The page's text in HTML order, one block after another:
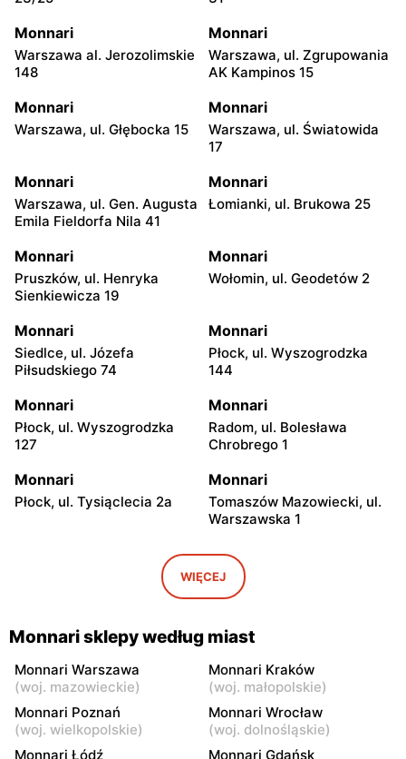
Monnari
Warszawa al. Jerozolimskie
148
Monnari
Warszawa, ul. Zgrupowania
AK Kampinos 15
Monnari
Warszawa, ul. Głębocka 15
Monnari
Warszawa, ul. Światowida
17
Monnari
Warszawa, ul. Gen. Augusta
Emila Fieldorfa Nila 41
Monnari
Łomianki, ul. Brukowa 25
Monnari
Pruszków, ul. Henryka
Sienkiewicza 19
Monnari
Wołomin, ul. Geodetów 2
Monnari
Siedlce, ul. Józefa
Piłsudskiego 74
Monnari
Płock, ul. Wyszogrodzka
144
Monnari
Płock, ul. Wyszogrodzka
127
Monnari
Radom, ul. Bolesława
Chrobrego 1
Monnari
Płock, ul. Tysiąclecia 2a
Monnari
Tomaszów Mazowiecki, ul.
Warszawska 1
Katowice, ul. Tadeusza
Monnari
Puławy, ul. Lubelska 2
Monnari
Łódź, ul. Brzezińska 27/29
Monnari
Piłsudskiego 94
Monnari
Łódź al. Marsz. Józefa
Piłsudskiego 15/23
Monnari
Łódź, ul. Jana Karskiego 5
WIĘCEJ
Monnari sklepy według miast
Monnari Warszawa
(woj. mazowieckie)
Monnari Kraków
(woj. małopolskie)
Monnari Poznań
(woj. wielkopolskie)
Monnari Wrocław
(woj. dolnośląskie)
Monnari Łódź
Monnari Gdańsk